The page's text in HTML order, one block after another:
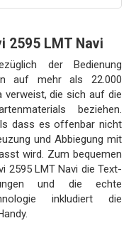
2595 LMT Navi
der Bedienung
auf mehr als 22.000
verweist, die sich auf die
beziehen.
dass es offenbar nicht
und Abbiegung mit
wird. Zum bequemen
2595 LMT Navi die Text-
und die echte
inkludiert die